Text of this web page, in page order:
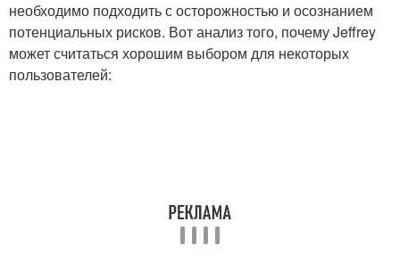
необходимо подходить с осторожностью и осознанием
потенциальных рисков. Вот анализ того, почему Jeffrey
может считаться хорошим выбором для некоторых
пользователей: